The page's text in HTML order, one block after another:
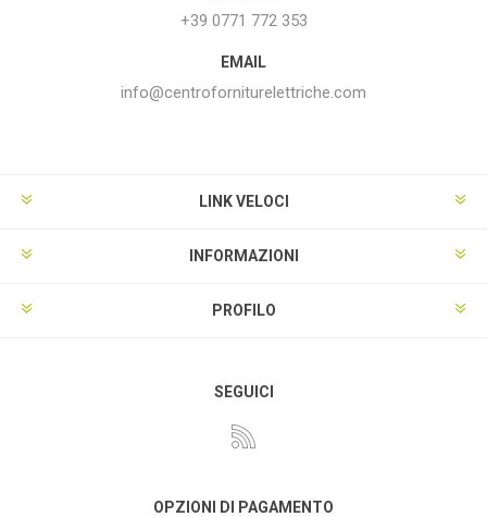
+39 0771 772 353
EMAIL
info@centroforniturelettriche.com
LINK VELOCI
INFORMAZIONI
PROFILO
SEGUICI
OPZIONI DI PAGAMENTO